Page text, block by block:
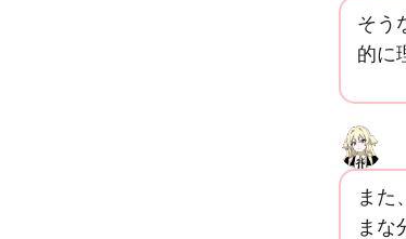
そう
的に
また
まな